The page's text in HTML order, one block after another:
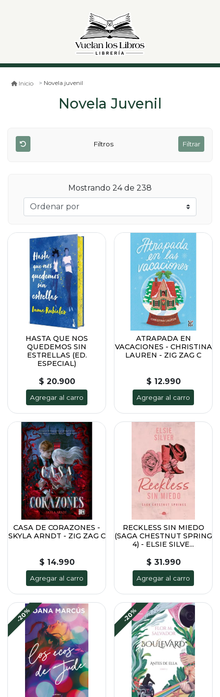
Inicio Novela juvenil
Novela Juvenil
Filtros Filtrar
Mostrando 24 de 238
HASTA QUE NOS
QUEDEMOS SIN
ESTRELLAS (ED.
ESPECIAL)
$ 20.900
Agregar al carro
ATRAPADA EN
VACACIONES - CHRISTINA
LAUREN - ZIG ZAG C
$ 12.990
Agregar al carro
CASA DE CORAZONES -
SKYLA ARNDT - ZIG ZAG C
$ 14.990
Agregar al carro
RECKLESS SIN MIEDO
(SAGA CHESTNUT SPRING
4) - ELSIE SILVE...
$ 31.990
Agregar al carro
-20% -20%